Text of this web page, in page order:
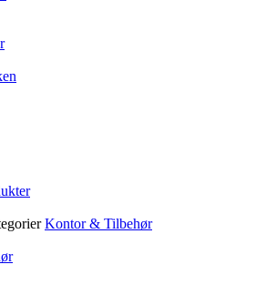
Kontor & Tilbehør